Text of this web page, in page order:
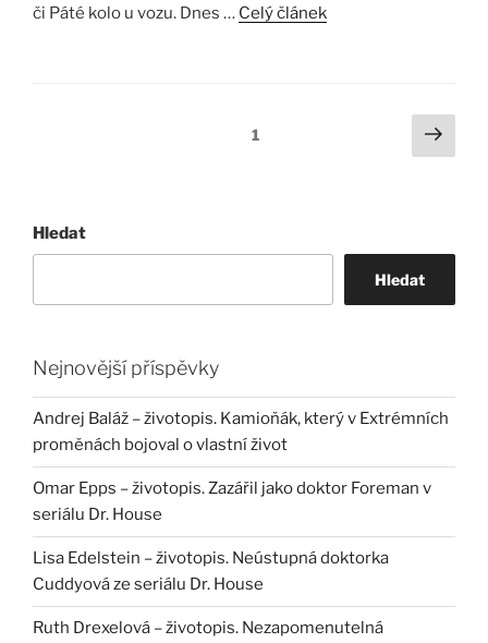
či Páté kolo u vozu. Dnes … Celý článek
Stránka:1
Další
Hledat
Hledat
Nejnovější příspěvky
Andrej Baláž – životopis. Kamioňák, který v Extrémních
proměnách bojoval o vlastní život
Omar Epps – životopis. Zazářil jako doktor Foreman v
seriálu Dr. House
Lisa Edelstein – životopis. Neústupná doktorka
Cuddyová ze seriálu Dr. House
Ruth Drexelová – životopis. Nezapomenutelná